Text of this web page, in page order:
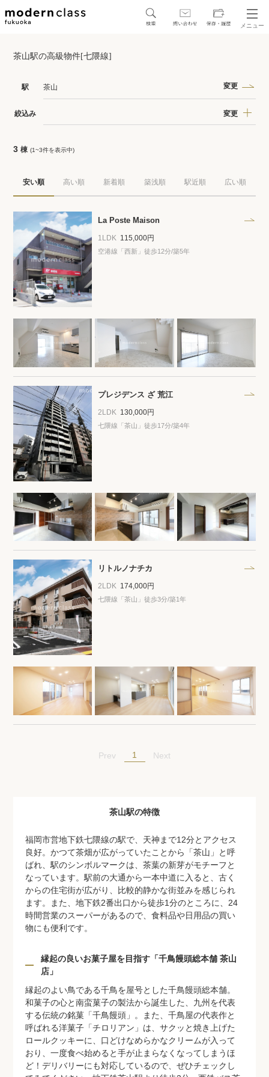
メニュー
アクセスランキング
保存した物件
閲覧履歴
保存した検索条件
店舗・スタッフ紹介
希望条件を伝えてプロに探してもらう
来店予約
各種お問い合わせ
高級賃貸物件コラム modern classについて
高級賃貸物件トピック 会社概要
プライバシーポリシー クッキーポリシー
商標について サイトマップ
茶山駅の高級物件[七隈線]
駅 茶山 変更
絞込み 変更
3 棟 (1~3件を表示中)
安い順 高い順 新着順 築浅順 駅近順 広い順
La Poste Maison
1LDK 115,000円
空港線「西新」徒歩12分/築5年
プレジデンス ざ 荒江
2LDK 130,000円
七隈線「茶山」徒歩17分/築4年
リトルノナチカ
2LDK 174,000円
七隈線「茶山」徒歩3分/築1年
Prev 1 Next
茶山駅の特徴
福岡市営地下鉄七隈線の駅で、天神まで12分とアクセス
良好。かつて茶畑が広がっていたことから「茶山」と呼
ばれ、駅のシンボルマークは、茶葉の新芽がモチーフと
なっています。駅前の大通から一本中道に入ると、古く
からの住宅街が広がり、比較的静かな街並みを感じられ
ます。また、地下鉄2番出口から徒歩1分のところに、24
時間営業のスーパーがあるので、食料品や日用品の買い
物にも便利です。
縁起の良いお菓子屋を目指す「千鳥饅頭総本舗 茶山
店」
縁起のよい鳥である千鳥を屋号とした千鳥饅頭総本舗。
和菓子の心と南蛮菓子の製法から誕生した、九州を代表
する伝統の銘菓「千鳥饅頭」。また、千鳥屋の代表作と
呼ばれる洋菓子「チロリアン」は、サクッと焼き上げた
ロールクッキーに、口どけなめらかなクリームが入って
おり、一度食べ始めると手が止まらなくなってしまうほ
ど！デリバリーにも対応しているので、ぜひチェックし